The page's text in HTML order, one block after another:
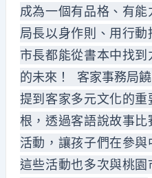
成為一個有品格、有能
局長以身作則、用行
市長都能從書本中找
的未來！ 客家事務局
提到客家多元文化的
根，透過客語說故事
活動，讓孩子們在參與
這些活動也多次與桃